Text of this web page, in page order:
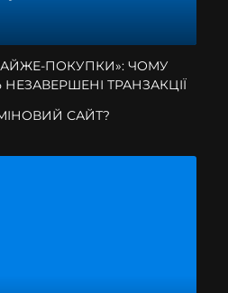
ПОКУПКИ»: ЧОМУ
ТРАНЗАКЦІЇ
САЙТ?